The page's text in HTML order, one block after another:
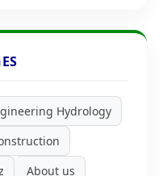
Hydrology
About us